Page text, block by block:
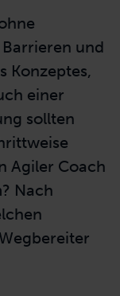
und
Konzeptes,
einer
sollten
Agiler Coach
Nach